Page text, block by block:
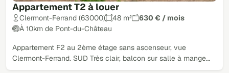
Appartement T2 à louer
Clermont-Ferrand (63000) 48 m²
630 € / mois
À 10km de Pont-du-Château
Appartement F2 au 2ème étage sans ascenseur, vue
Clermont-Ferrand. SUD Très clair, balcon sur salle à mange…